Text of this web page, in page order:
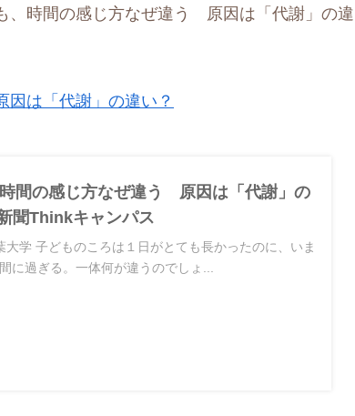
、時間の感じ方なぜ違う 原因は「代謝」の違
は「代謝」の違い？
間の感じ方なぜ違う 原因は「代謝」の
Thinkキャンパス
大学 子どものころは１日がとても長かったのに、いま
に過ぎる。一体何が違うのでしょ...